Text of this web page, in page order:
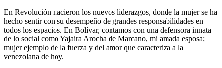
En Revolución nacieron los nuevos liderazgos, donde la mujer se ha
hecho sentir con su desempeño de grandes responsabilidades en
todos los espacios. En Bolívar, contamos con una defensora innata
de lo social como Yajaira Arocha de Marcano, mi amada esposa;
mujer ejemplo de la fuerza y del amor que caracteriza a la
venezolana de hoy.